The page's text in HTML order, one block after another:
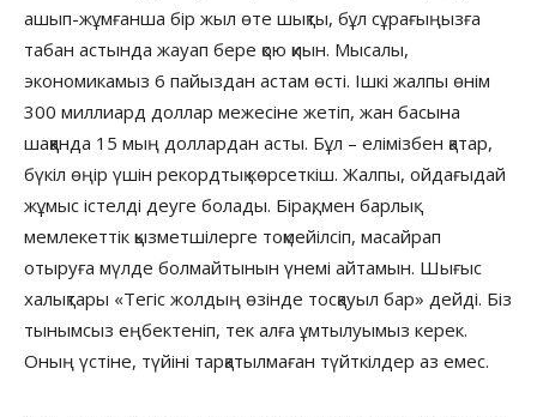
ашып-жұмғанша бір жыл өте шықты, бұл сұрағыңызға
табан астында жауап бере қою қиын. Мысалы,
экономикамыз 6 пайыздан астам өсті. Ішкі жалпы өнім
300 миллиард доллар межесіне жетіп, жан басына
шаққанда 15 мың доллардан асты. Бұл – елімізбен қатар,
бүкіл өңір үшін рекордтық көрсеткіш. Жалпы, ойдағыдай
жұмыс істелді деуге болады. Бірақ, мен барлық
мемлекеттік қызметшілерге тоқмейілсіп, масайрап
отыруға мүлде болмайтынын үнемі айтамын. Шығыс
халықтары «Тегіс жолдың өзінде тосқауыл бар» дейді. Біз
тынымсыз еңбектеніп, тек алға ұмтылуымыз керек.
Оның үстіне, түйіні тарқатылмаған түйткілдер аз емес.